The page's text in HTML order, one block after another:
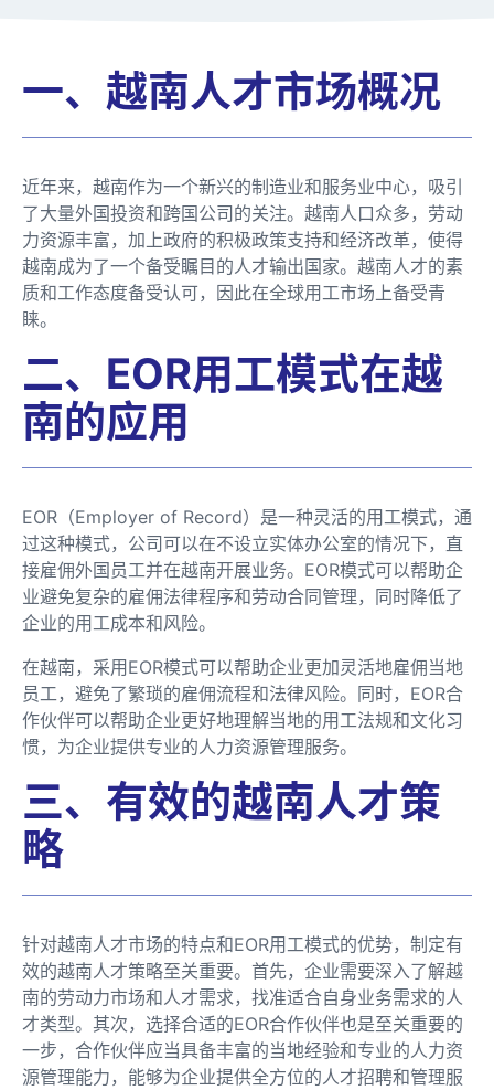
一、越南人才市场概况
近年来，越南作为一个新兴的制造业和服务业中心，吸引
了大量外国投资和跨国公司的关注。越南人口众多，劳动
力资源丰富，加上政府的积极政策支持和经济改革，使得
越南成为了一个备受瞩目的人才输出国家。越南人才的素
质和工作态度备受认可，因此在全球用工市场上备受青
睐。
二、EOR用工模式在越
南的应用
EOR（Employer of Record）是一种灵活的用工模式，通
过这种模式，公司可以在不设立实体办公室的情况下，直
接雇佣外国员工并在越南开展业务。EOR模式可以帮助企
业避免复杂的雇佣法律程序和劳动合同管理，同时降低了
企业的用工成本和风险。
在越南，采用EOR模式可以帮助企业更加灵活地雇佣当地
员工，避免了繁琐的雇佣流程和法律风险。同时，EOR合
作伙伴可以帮助企业更好地理解当地的用工法规和文化习
惯，为企业提供专业的人力资源管理服务。
三、有效的越南人才策
略
针对越南人才市场的特点和EOR用工模式的优势，制定有
效的越南人才策略至关重要。首先，企业需要深入了解越
南的劳动力市场和人才需求，找准适合自身业务需求的人
才类型。其次，选择合适的EOR合作伙伴也是至关重要的
一步，合作伙伴应当具备丰富的当地经验和专业的人力资
源管理能力，能够为企业提供全方位的人才招聘和管理服